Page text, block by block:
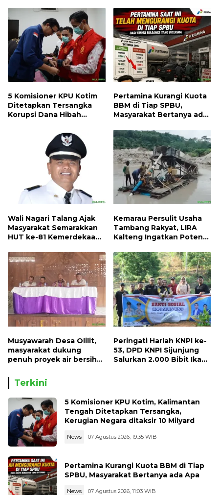
5 Komisioner KPU Kotim
Ditetapkan Tersangka
Korupsi Dana Hibah
ditaksir 10 Milyard
Pertamina Kurangi Kuota
BBM di Tiap SPBU,
Masyarakat Bertanya ada
Wali Nagari Talang Ajak
Masyarakat Semarakkan
HUT ke-81 Kemerdekaan
Bendera Merah Putih
Kemarau Persulit Usaha
Tambang Rakyat, LIRA
Kalteng Ingatkan Potensi
Hidup
Musyawarah Desa Olilit,
masyarakat dukung
penuh proyek air bersih
Peringati Harlah KNPI ke-
53, DPD KNPI Sijunjung
Salurkan 2.000 Bibit Ikan
Terkini
5 Komisioner KPU Kotim, Kalimantan
Tengah Ditetapkan Tersangka,
Kerugian Negara ditaksir 10 Milyard
News 07 Agustus 2026, 19:35 WIB
Pertamina Kurangi Kuota BBM di Tiap
SPBU, Masyarakat Bertanya ada Apa
News 07 Agustus 2026, 11:03 WIB